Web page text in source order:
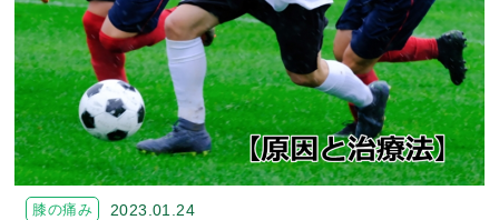
膝の痛み 2023.01.24